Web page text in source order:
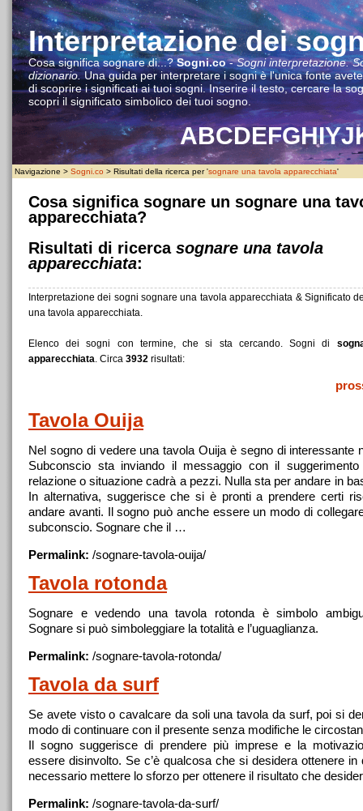
Interpretazione dei
Cosa significa sognare di...?Sogni.co-Sogni interpretazione.
dizionario.Una guida per interpretare i sogni è l'unica fonte
di scoprire i significati ai tuoi sogni. Inserire il testo, cercare la
scopri il significato simbolico dei tuoi sogno.
ABCDEFGHIYJ
Navigazione > Sogni.co > Risultati della ricerca per 'sognare una tavola apparecchiata'
Cosa significa sognare un sognare una
apparecchiata?
Risultati di ricerca sognare una tavola
apparecchiata:
Interpretazione dei sogni sognare una tavola apparecchiata & Significato
una tavola apparecchiata.
Elenco dei sogni con termine, che si sta cercando. Sogni di
apparecchiata. Circa 3932 risultati:
TavolaOuija
Nel sogno di vedere una tavola Ouija è segno di interessante
Subconscio sta inviando il messaggio con il
relazione o situazione cadrà a pezzi. Nulla sta per andare in
In alternativa, suggerisce che si è pronti a prendere certi
andare avanti. Il sogno può anche essere un modo di
subconscio. Sognare che il …
Permalink: /sognare-tavola-ouija/
Tavolarotonda
Sognare e vedendo una tavola rotonda è simbolo
Sognare si può simboleggiare la totalità e l’uguaglianza.
Permalink: /sognare-tavola-rotonda/
Tavolada surf
Se avete visto o cavalcare da soli una tavola da surf, poi si
modo di continuare con il presente senza modifiche le
Il sogno suggerisce di prendere più imprese e la
essere disinvolto. Se c’è qualcosa che si desidera ottenere in
necessario mettere lo sforzo per ottenere il risultato che
Permalink: /sognare-tavola-da-surf/